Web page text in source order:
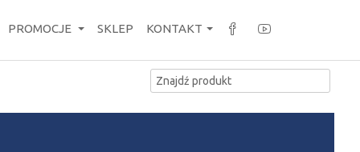
PROMOCJE SKLEP KONTAKT